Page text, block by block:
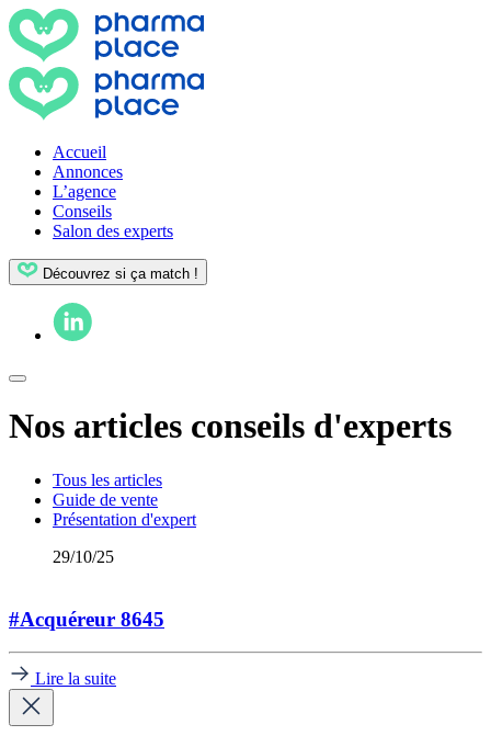
Accueil
Annonces
L’agence
Conseils
Salon des experts
Découvrez si ça match !
Nos articles conseils d'experts
Tous les articles
Guide de vente
Présentation d'expert
29/10/25
#Acquéreur 8645
Lire la suite